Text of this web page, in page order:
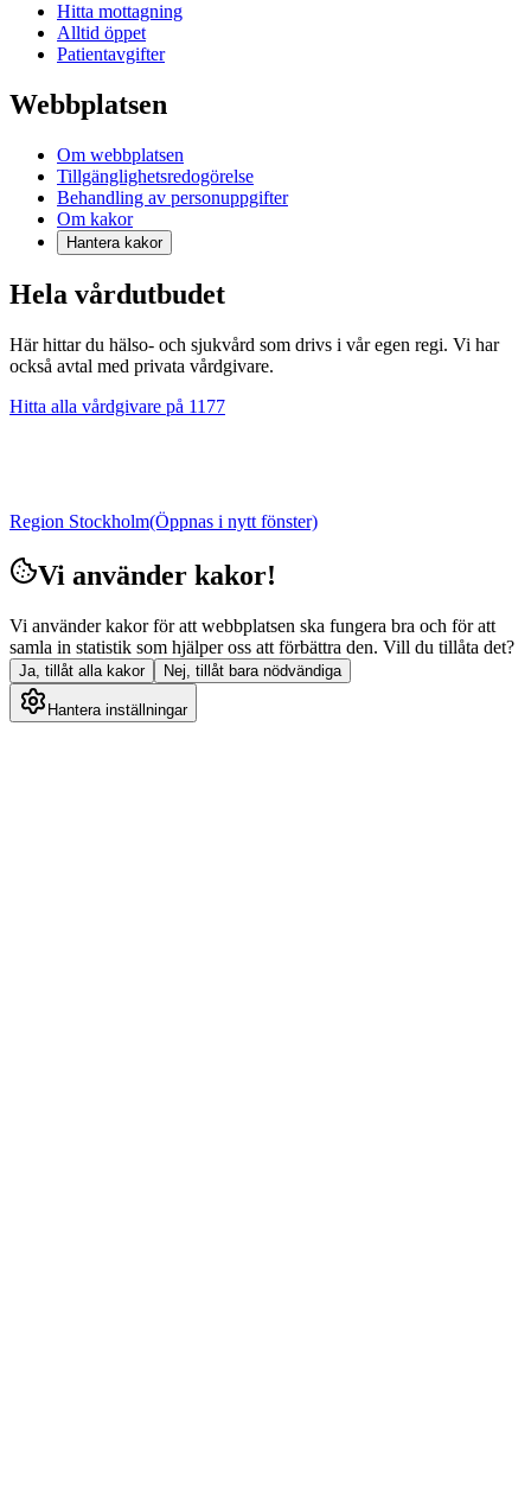
Hitta mottagning
Alltid öppet
Patientavgifter
Webbplatsen
Om webbplatsen
Tillgänglighetsredogörelse
Behandling av personuppgifter
Om kakor
Hantera kakor
Hela vårdutbudet
Här hittar du hälso- och sjukvård som drivs i vår egen regi. Vi har
också avtal med privata vårdgivare.
Hitta alla vårdgivare på 1177
Region Stockholm(Öppnas i nytt fönster)
Vi använder kakor!
Vi använder kakor för att webbplatsen ska fungera bra och för att
samla in statistik som hjälper oss att förbättra den. Vill du tillåta det?
Ja, tillåt alla kakor Nej, tillåt bara nödvändiga
Hantera inställningar